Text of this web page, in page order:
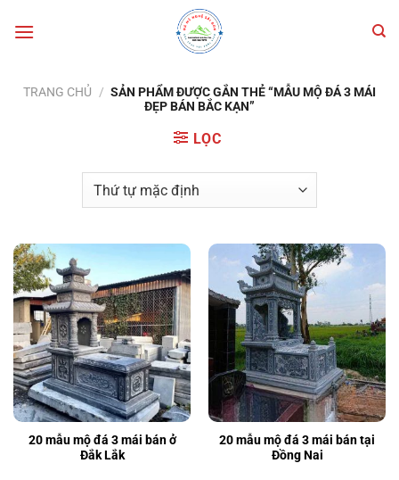
qua
TRANG CHỦ / SẢN PHẨM ĐƯỢC GẮN THẺ “MẪU MỘ ĐÁ 3 MÁI
ĐẸP BÁN BẮC KẠN”
LỌC
20 mẫu mộ đá 3 mái bán ở
Đắk Lắk
20 mẫu mộ đá 3 mái bán tại
Đồng Nai